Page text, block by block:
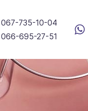
735-10-04
695-27-51